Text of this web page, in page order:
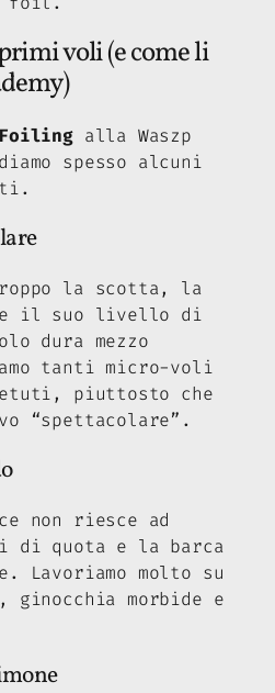
voli (e come li
alla Waszp
spesso alcuni
la scotta, la
il suo livello di
dura mezzo
tanti micro-voli
piuttosto che
“spettacolare”.
non riesce ad
di quota e la barca
Lavoriamo molto su
ginocchia morbide e